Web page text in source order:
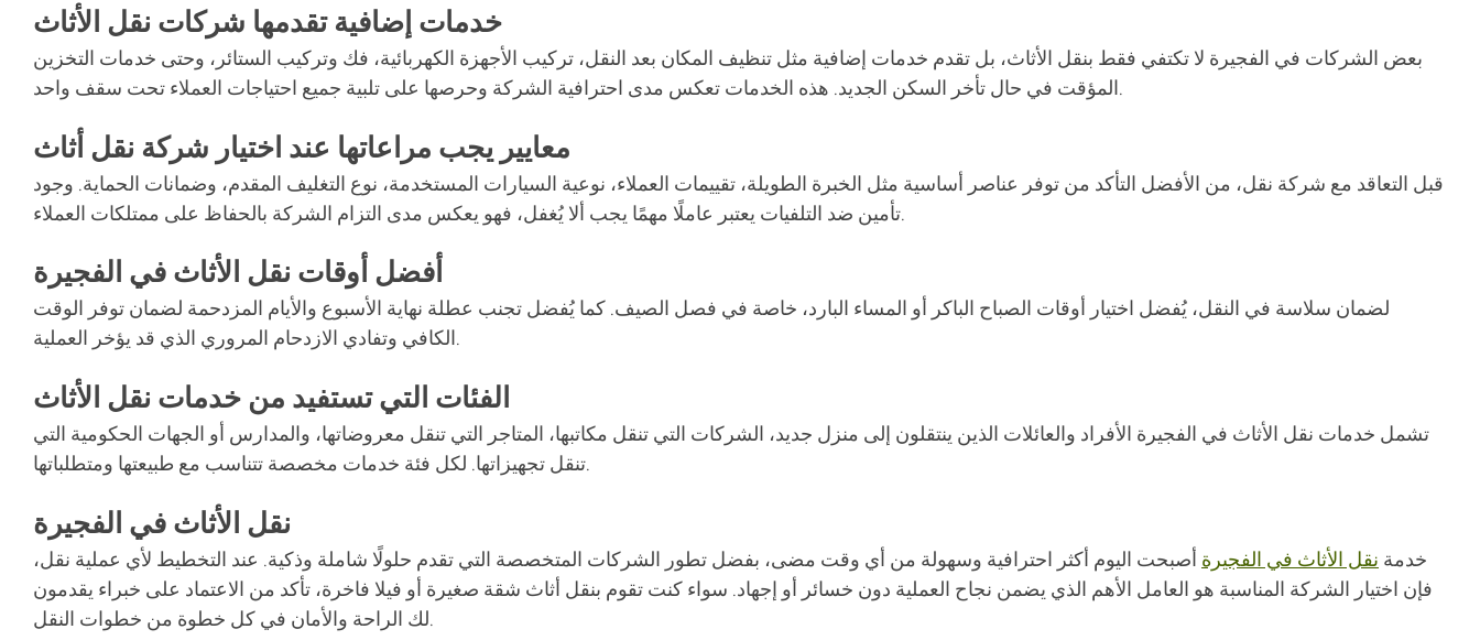
خدمات إضافية تقدمها شركات نقل الأثاث
بعض الشركات في الفجيرة لا تكتفي فقط بنقل الأثاث، بل تقدم خدمات إضافية مثل تنظيف المكان بعد النقل، تركيب الأجهزة الكهربائية، فك وتركيب الستائر، وحتى خدمات التخزين
المؤقت في حال تأخر السكن الجديد. هذه الخدمات تعكس مدى احترافية الشركة وحرصها على تلبية جميع احتياجات العملاء تحت سقف واحد.
معايير يجب مراعاتها عند اختيار شركة نقل أثاث
قبل التعاقد مع شركة نقل، من الأفضل التأكد من توفر عناصر أساسية مثل الخبرة الطويلة، تقييمات العملاء، نوعية السيارات المستخدمة، نوع التغليف المقدم، وضمانات الحماية. وجود
تأمين ضد التلفيات يعتبر عاملًا مهمًا يجب ألا يُغفل، فهو يعكس مدى التزام الشركة بالحفاظ على ممتلكات العملاء.
أفضل أوقات نقل الأثاث في الفجيرة
لضمان سلاسة في النقل، يُفضل اختيار أوقات الصباح الباكر أو المساء البارد، خاصة في فصل الصيف. كما يُفضل تجنب عطلة نهاية الأسبوع والأيام المزدحمة لضمان توفر الوقت
الكافي وتفادي الازدحام المروري الذي قد يؤخر العملية.
الفئات التي تستفيد من خدمات نقل الأثاث
تشمل خدمات نقل الأثاث في الفجيرة الأفراد والعائلات الذين ينتقلون إلى منزل جديد، الشركات التي تنقل مكاتبها، المتاجر التي تنقل معروضاتها، والمدارس أو الجهات الحكومية التي
تنقل تجهيزاتها. لكل فئة خدمات مخصصة تتناسب مع طبيعتها ومتطلباتها.
نقل الأثاث في الفجيرة
خدمة نقل الأثاث في الفجيرة أصبحت اليوم أكثر احترافية وسهولة من أي وقت مضى، بفضل تطور الشركات المتخصصة التي تقدم حلولًا شاملة وذكية. عند التخطيط لأي عملية نقل،
فإن اختيار الشركة المناسبة هو العامل الأهم الذي يضمن نجاح العملية دون خسائر أو إجهاد. سواء كنت تقوم بنقل أثاث شقة صغيرة أو فيلا فاخرة، تأكد من الاعتماد على خبراء يقدمون
لك الراحة والأمان في كل خطوة من خطوات النقل.